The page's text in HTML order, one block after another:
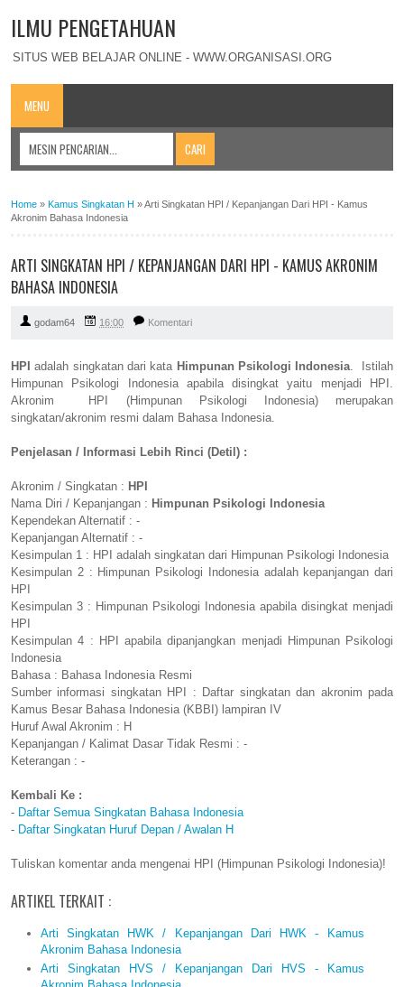
ILMU PENGETAHUAN
SITUS WEB BELAJAR ONLINE - WWW.ORGANISASI.ORG
MENU
Home » Kamus Singkatan H »Arti Singkatan HPI / Kepanjangan Dari HPI - Kamus
Akronim Bahasa Indonesia
ARTI SINGKATAN HPI / KEPANJANGAN DARI HPI - KAMUS AKRONIM
BAHASA INDONESIA
godam64 16:00 Komentari
HPI adalah singkatan dari kata Himpunan Psikologi Indonesia. Istilah
Himpunan Psikologi Indonesia apabila disingkat yaitu menjadi HPI.
Akronim HPI (Himpunan Psikologi Indonesia) merupakan
singkatan/akronim resmi dalam Bahasa Indonesia.
Penjelasan / Informasi Lebih Rinci (Detil) :
Akronim / Singkatan : HPI
Nama Diri / Kepanjangan : Himpunan Psikologi Indonesia
Kependekan Alternatif : -
Kepanjangan Alternatif : -
Kesimpulan 1 : HPI adalah singkatan dari Himpunan Psikologi Indonesia
Kesimpulan 2 : Himpunan Psikologi Indonesia adalah kepanjangan dari
HPI
Kesimpulan 3 : Himpunan Psikologi Indonesia apabila disingkat menjadi
HPI
Kesimpulan 4 : HPI apabila dipanjangkan menjadi Himpunan Psikologi
Indonesia
Bahasa : Bahasa Indonesia Resmi
Sumber informasi singkatan HPI : Daftar singkatan dan akronim pada
Kamus Besar Bahasa Indonesia (KBBI) lampiran IV
Huruf Awal Akronim : H
Kepanjangan / Kalimat Dasar Tidak Resmi : -
Keterangan : -
Kembali Ke :
- Daftar Semua Singkatan Bahasa Indonesia
- Daftar Singkatan Huruf Depan / Awalan H
Tuliskan komentar anda mengenai HPI (Himpunan Psikologi Indonesia)!
ARTIKEL TERKAIT :
Arti Singkatan HWK / Kepanjangan Dari HWK - Kamus
Akronim Bahasa Indonesia
Arti Singkatan HVS / Kepanjangan Dari HVS - Kamus